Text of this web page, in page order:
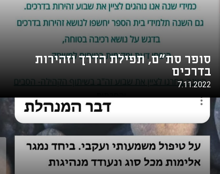
סופר סת"ם, תפילת הדרך וזהירות
בדרכים
7.11.2022